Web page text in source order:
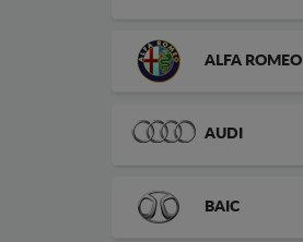
ALFA ROMEO
AUDI
BAIC